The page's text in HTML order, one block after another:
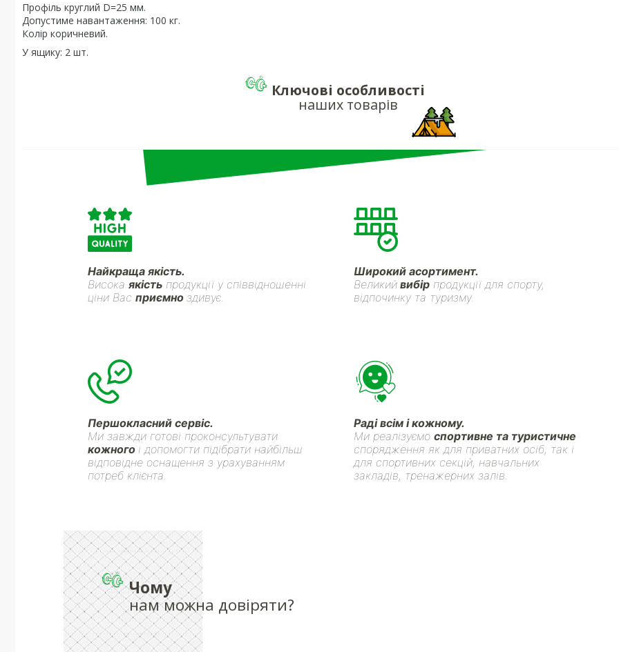
Профіль круглий D=25 мм.
Допустиме навантаження: 100 кг.
Колір коричневий.
У ящику: 2 шт.
Ключові особливості
наших товарів
Найкраща якість.
Висока якістьпродукції у співвідношенні
ціни Вас приємно здивує.
Широкий асортимент.
Великийвибірпродукції для спорту,
відпочинку та туризму.
Першокласний сервіс.
Ми завжди готові проконсультувати
кожного і допомогти підібрати найбільш
відповідне оснащення з урахуванням
потреб клієнта.
Раді всім і кожному.
Ми реалізуємо спортивне та туристичне
спорядження як для приватних осіб, так і
для спортивних секцій, навчальних
закладів, тренажерних залів.
Чому
нам можна довіряти?